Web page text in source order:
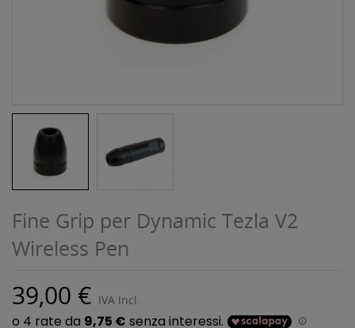
Fine Grip per Dynamic Tezla V2
Wireless Pen
39,00 € IVA Incl.